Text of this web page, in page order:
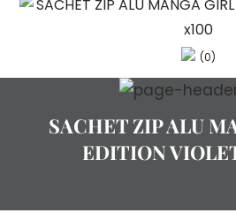
(0)
SACHET ZIP ALU
EDITION